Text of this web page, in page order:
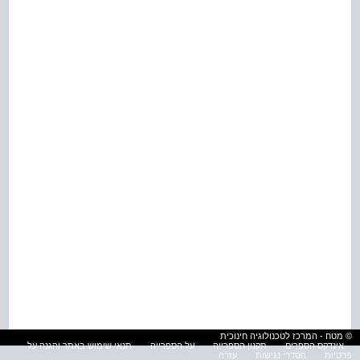
© מטח - המרכז לטכנולוגיה חינוכית
אינדקס הספרים
תקנון הספרייה על הספרייה
תנאי שימוש באתר והגנה על
פרטיות
הסדרי נגישות עזרה